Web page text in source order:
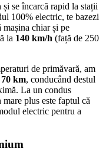
se încarcă rapid la stații
100% electric, te bazezi
mașina chiar și pe
la 140 km/h (față de 250
de primăvară, am
70 km, conducând destul
La un condus
plus este faptul că
electric pentru a